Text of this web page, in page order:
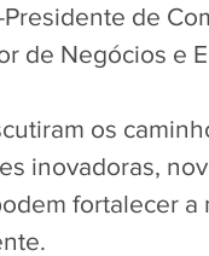
de
de Negócios e
os
inovadoras,
fortalecer